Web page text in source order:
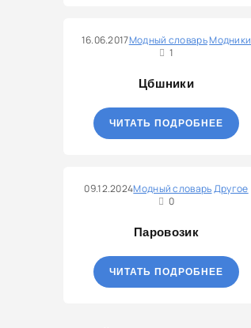
16.06.2017Модный словарьМодники
1
Цбшники
ЧИТАТЬ ПОДРОБНЕЕ
09.12.2024Модный словарьДругое
0
Паровозик
ЧИТАТЬ ПОДРОБНЕЕ